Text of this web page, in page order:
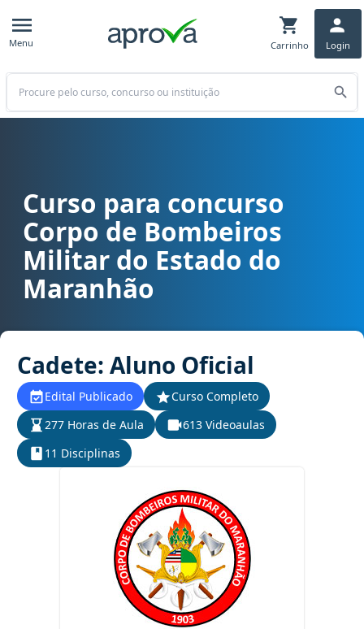
Menu Carrinho Login
Buscar
Curso para concurso CBM MA - Corpo de Bombeiros Militar do
Curso para concurso
Corpo de Bombeiros
Militar do Estado do
Maranhão
Cadete: Aluno Oficial
Edital Publicado
Curso Completo
277 Horas de Aula
613 Videoaulas
11 Disciplinas